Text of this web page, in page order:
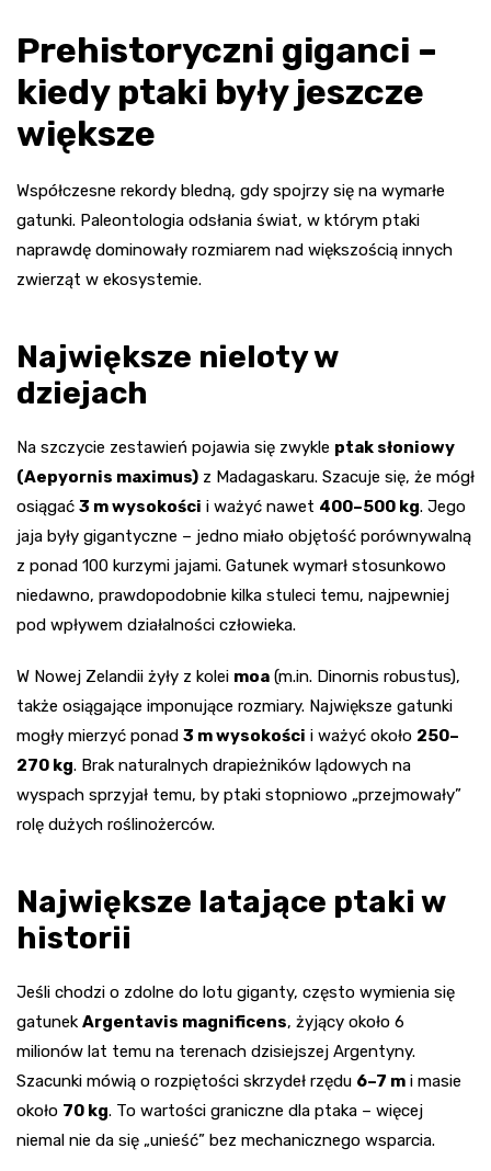
Prehistoryczni giganci –
kiedy ptaki były jeszcze
większe
Współczesne rekordy bledną, gdy spojrzy się na wymarłe
gatunki. Paleontologia odsłania świat, w którym ptaki
naprawdę dominowały rozmiarem nad większością innych
zwierząt w ekosystemie.
Największe nieloty w
dziejach
Na szczycie zestawień pojawia się zwykle ptak słoniowy
(Aepyornis maximus) z Madagaskaru. Szacuje się, że mógł
osiągać 3 m wysokości i ważyć nawet 400–500 kg. Jego
jaja były gigantyczne – jedno miało objętość porównywalną
z ponad 100 kurzymi jajami. Gatunek wymarł stosunkowo
niedawno, prawdopodobnie kilka stuleci temu, najpewniej
pod wpływem działalności człowieka.
W Nowej Zelandii żyły z kolei moa (m.in. Dinornis robustus),
także osiągające imponujące rozmiary. Największe gatunki
mogły mierzyć ponad 3 m wysokości i ważyć około 250–
270 kg. Brak naturalnych drapieżników lądowych na
wyspach sprzyjał temu, by ptaki stopniowo „przejmowały”
rolę dużych roślinożerców.
Największe latające ptaki w
historii
Jeśli chodzi o zdolne do lotu giganty, często wymienia się
gatunek Argentavis magnificens, żyjący około 6
milionów lat temu na terenach dzisiejszej Argentyny.
Szacunki mówią o rozpiętości skrzydeł rzędu 6–7 m i masie
około 70 kg. To wartości graniczne dla ptaka – więcej
niemal nie da się „unieść” bez mechanicznego wsparcia.